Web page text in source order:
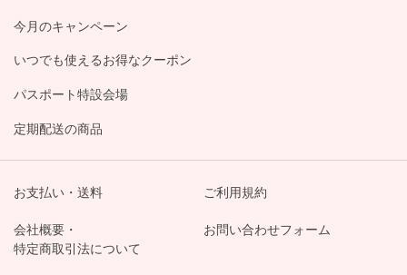
今月のキャンペーン
いつでも使えるお得なクーポン
パスポート特設会場
定期配送の商品
お支払い・送料 ご利用規約
会社概要・
特定商取引法について
お問い合わせフォーム